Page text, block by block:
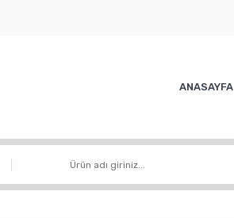
ANASAYFA